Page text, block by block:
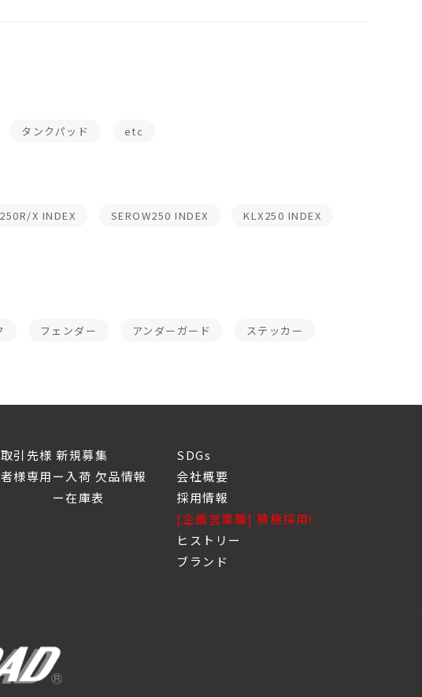
タンクパッド etc
X INDEX SEROW250 INDEX KLX250 INDEX
フェンダー アンダーガード ステッカー
引先様 新規募集
様専用ー入荷 欠品情報
在庫表
SDGs
会社概要
採用情報
[企画営業職] 積極採用!
ヒストリー
ブランド